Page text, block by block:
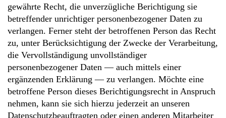
gewährte Recht, die unverzügliche Berichtigung sie
betreffender unrichtiger personenbezogener Daten zu
verlangen. Ferner steht der betroffenen Person das Recht
zu, unter Berücksichtigung der Zwecke der Verarbeitung,
die Vervollständigung unvollständiger
personenbezogener Daten — auch mittels einer
ergänzenden Erklärung — zu verlangen. Möchte eine
betroffene Person dieses Berichtigungsrecht in Anspruch
nehmen, kann sie sich hierzu jederzeit an unseren
Datenschutzbeauftragten oder einen anderen Mitarbeiter